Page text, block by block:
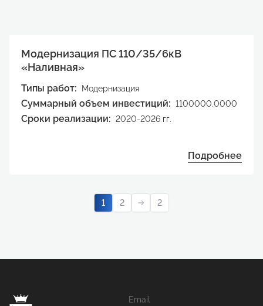
Модернизация ПС 110/35/6кВ
«Наливная»
Типы работ: Модернизация
Суммарный объем инвестиций: 1100000.0000
Сроки реализации: 2020-2026 гг.
Подробнее
1 2 2
Email